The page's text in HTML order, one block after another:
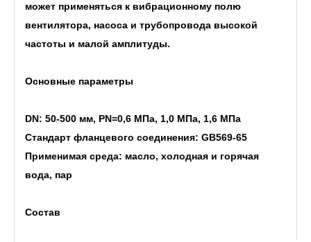
может применяться к вибрационному полю
вентилятора, насоса и трубопровода высокой
частоты и малой амплитуды.
Основные параметры
DN: 50-500 мм, PN=0,6 МПа, 1,0 МПа, 1,6 МПа
Стандарт фланцевого соединения: GB569-65
Применимая среда: масло, холодная и горячая
вода, пар
Состав